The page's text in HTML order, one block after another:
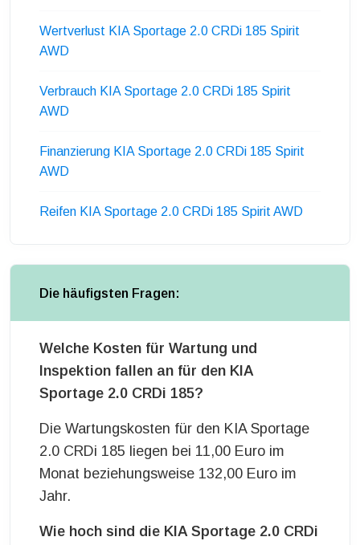
Wertverlust KIA Sportage 2.0 CRDi 185 Spirit
AWD
Verbrauch KIA Sportage 2.0 CRDi 185 Spirit
AWD
Finanzierung KIA Sportage 2.0 CRDi 185 Spirit
AWD
Reifen KIA Sportage 2.0 CRDi 185 Spirit AWD
Die häufigsten Fragen:
Welche Kosten für Wartung und
Inspektion fallen an für den KIA
Sportage 2.0 CRDi 185?
Die Wartungskosten für den KIA Sportage
2.0 CRDi 185 liegen bei 11,00 Euro im
Monat beziehungsweise 132,00 Euro im
Jahr.
Wie hoch sind die KIA Sportage 2.0 CRDi